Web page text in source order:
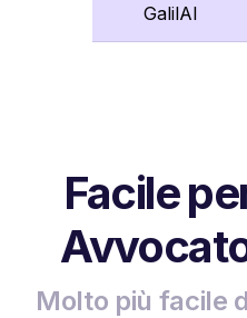
GalilAI
Facile
Molto più facile